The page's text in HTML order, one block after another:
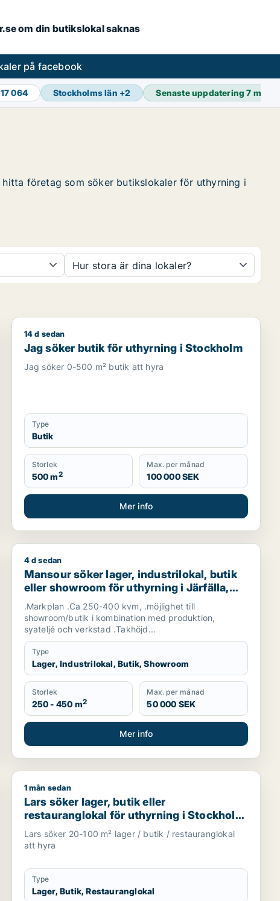
om din butikslokal saknas
på facebook
17 064 Stockholms län +2 Senaste uppdatering7 min
företag som söker butikslokaler för uthyrning i
Hur stora är dina lokaler?
showroom för uthyrning i Västerort
Jag söker butik för uthyrning i Stockholm
14 d sedan
Jag söker butik för uthyrning i Stockholm
Jag söker 0-500 m² butik att hyra
Type
Butik
Storlek
500 m2
Max. per månad
100 000 SEK
Mer info
Mansour söker lager, industrilokal, butik eller
4 d sedan
Mansour söker lager, industrilokal, butik
eller showroom för uthyrning i Järfälla,
Danderyd eller Sollentuna m.fl.
.Markplan .Ca 250-400 kvm, .möjlighet till
showroom/butik i kombination med produktion,
syateljé och verkstad .Takhöjd...
Type
Lager, Industrilokal, Butik, Showroom
Storlek
250 - 450 m2
Max. per månad
50 000 SEK
Mer info
för uthyrning i Upplands Väsby, Vallentuna eller Järfälla
Lars söker lager, butik eller restauranglokal för
1 mån sedan
Lars söker lager, butik eller
restauranglokal för uthyrning i Stockholm
Innerstad, Kungsholmen eller Vasastan
m.fl.
Lars söker 20-100 m² lager / butik / restauranglokal
att hyra
Type
Lager, Butik, Restauranglokal